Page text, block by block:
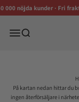
Skip to content
000 nöjda kunder∙ Fri
MenySök
På kartan nedan hittar du
ingen återförsäljare i